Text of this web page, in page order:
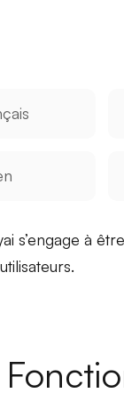
s’engage à être